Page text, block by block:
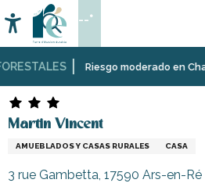
au
contenu
principal
Riesgo moderado en
Accessibilité
Buscar
--°
Página Web Estancia
Martin Vincent
AMUEBLADOS Y CASAS RURALES CASA
3 rue Gambetta, 17590 Ars-en-Ré